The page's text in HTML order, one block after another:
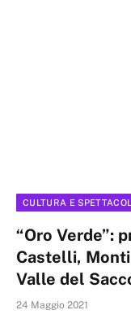
CULTURA E
“Oro Verde”:
Castelli,
Valle del
24 Maggio 2021